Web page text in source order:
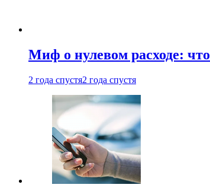
Миф о нулевом расходе:
2 года спустя2 года спустя